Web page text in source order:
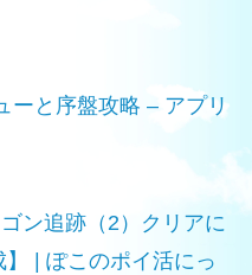
ーと序盤攻略 – アプリ
ン追跡（2）クリアに
| ぽこのポイ活にっ